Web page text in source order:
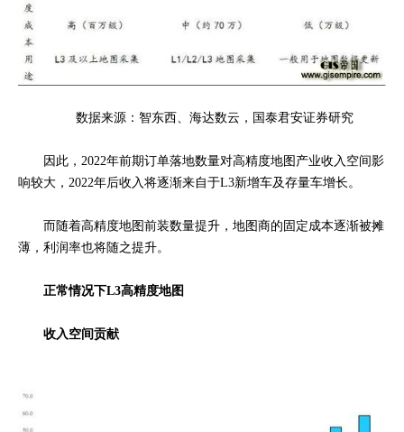
数据来源：智东西、海达数云，国泰君安证券研究
因此， 2022年前期订单落地数量对高精度地图产业收入空间影
响较大， 2022年后收入将逐渐来自于L3新增车及存量车增长。
而随着高精度地图前装数量提升，地图商的固定成本逐渐被摊
薄，利润率也将随之提升。
正常情况下L3高精度地图
收入空间贡献